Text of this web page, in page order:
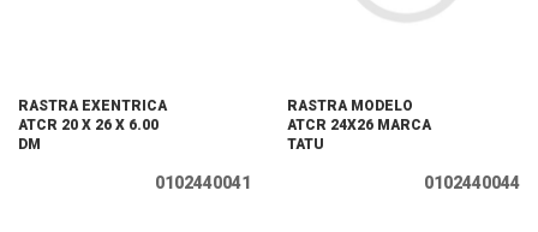
RASTRA EXENTRICA
ATCR 20 X 26 X 6.00
DM
0102440041
RASTRA MODELO
ATCR 24X26 MARCA
TATU
0102440044